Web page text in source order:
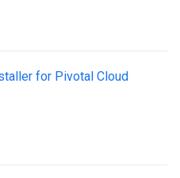
for Pivotal Cloud